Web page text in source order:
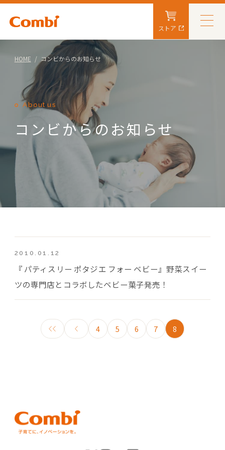
ストア
HOME コンビからのお知らせ
About us
コンビからのお知らせ
2010.01.12
『 パティスリー ポタジエ フォー ベビー』野菜スイー
ツの専門店とコラボしたベビー菓子発売！
4 5 6 7 8